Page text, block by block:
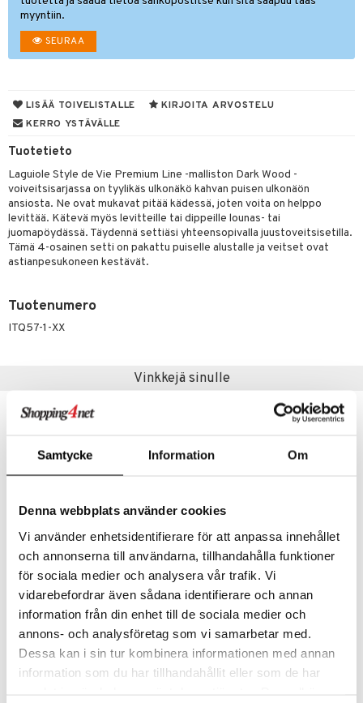
Samtycke Information Om
Denna webbplats använder cookies
Vi använder enhetsidentifierare för att anpassa innehållet
och annonserna till användarna, tillhandahålla funktioner
för sociala medier och analysera vår trafik. Vi
vidarebefordrar även sådana identifierare och annan
information från din enhet till de sociala medier och
annons- och analysföretag som vi samarbetar med.
Dessa kan i sin tur kombinera informationen med annan
information som du har tillhandahållit eller som de har
myyntiin.
SEURAA
LISÄÄ TOIVELISTALLE
KIRJOITA ARVOSTELU
KERRO YSTÄVÄLLE
Tuotetieto
Laguiole Style de Vie Premium Line -malliston Dark Wood -
voiveitsisarjassa on tyylikäs ulkonäkö kahvan puisen ulkonäön
ansiosta. Ne ovat mukavat pitää kädessä, joten voita on helppo
levittää. Kätevä myös levitteille tai dippeille lounas- tai
juomapöydässä. Täydennä settiäsi yhteensopivalla juustoveitsisetilla.
Tämä 4-osainen setti on pakattu puiselle alustalle ja veitset ovat
astianpesukoneen kestävät.
Tuotenumero
ITQ57-1-XX
Vinkkejä sinulle
AMITTO Juustohöylä allround
BJÖRKLUND
19,90
BJÖRKLUND
19,90 €
sisustus
tarvikkeita
tekstiilit
koristelu
säilytys
tekstiilit
Saalit
& Peitot
& Koukut
& Veistokset
Art
& Lyhdyt
& Korit
& Peitot